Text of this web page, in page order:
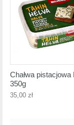
Chałwa pistacjowa
350g
35,00 zł